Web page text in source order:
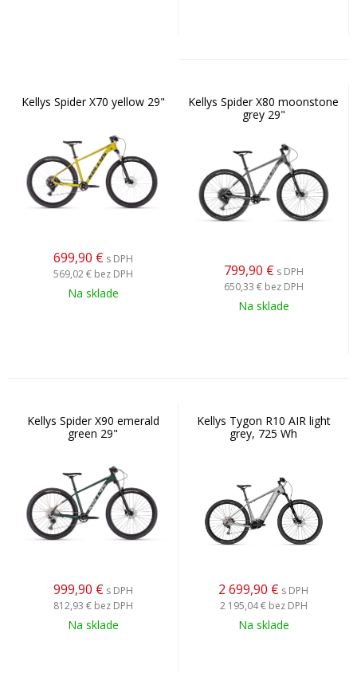
Kellys Spider X70 yellow 29"
699,90 € s DPH
569,02 € bez DPH
Na sklade
Kellys Spider X80 moonstone
grey 29"
799,90 € s DPH
650,33 € bez DPH
Na sklade
Kellys Spider X90 emerald
green 29"
999,90 € s DPH
812,93 € bez DPH
Na sklade
Kellys Tygon R10 AIR light
grey, 725 Wh
2 699,90 € s DPH
2 195,04 € bez DPH
Na sklade